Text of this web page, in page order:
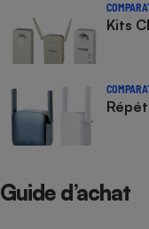
Kits
Guide d’achat